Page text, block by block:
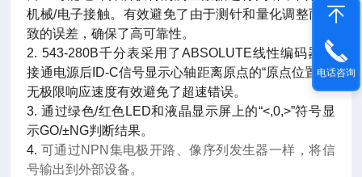
机械/电子接触。有效避免了由于测针和量化调整而导
致的误差，确保了高可靠性。
2. 543-280B千分表采用了ABSOLUTE线性编码器，
接通电源后ID-C信号显示心轴距离原点的“原点位置”，
无极限响应速度有效避免了超速错误。
3. 通过绿色/红色LED和液晶显示屏上的“<,0,>”符号显
示GO/±NG判断结果。
4. 可通过NPN 集电极开路、像序列发生器一样，将信
号输出到外部设备。
电话咨询